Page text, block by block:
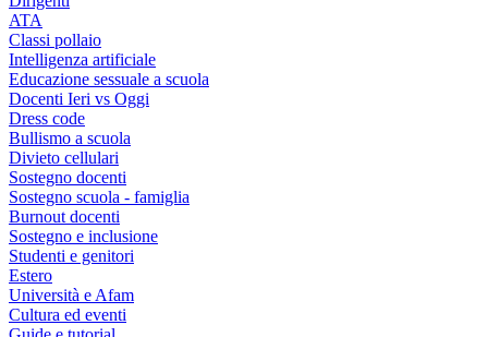
ATA
Classi pollaio
Intelligenza artificiale
Educazione sessuale a scuola
Docenti Ieri vs Oggi
Dress code
Bullismo a scuola
Divieto cellulari
Sostegno docenti
Sostegno scuola - famiglia
Burnout docenti
Sostegno e inclusione
Studenti e genitori
Estero
Università e Afam
Cultura ed eventi